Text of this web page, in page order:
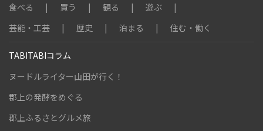
食べる
買う 観る
遊ぶ
芸能・工芸
歴史 泊まる 住む・働く
TABITABIコラム
ヌードルライター山田が行く！
郡上の発酵をめぐる
郡上ふるさとグルメ旅